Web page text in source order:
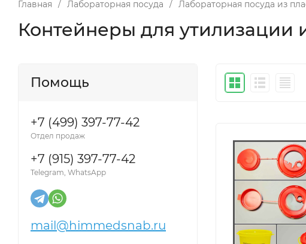
Главная / Лабораторная посуда / Лабораторная посуда из
Контейнеры для утилизации
Помощь
+7 (499) 397-77-42
Отдел продаж
+7 (915) 397-77-42
Telegram, WhatsApp
mail@himmedsnab.ru